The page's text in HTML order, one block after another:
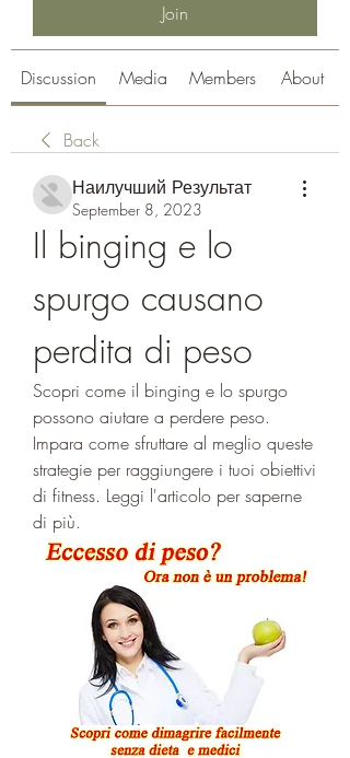
Join
Discussion Media Members About
Back
Наилучший Результат
September 8, 2023
Il binging e lo
spurgo causano
perdita di peso
Scopri come il binging e lo spurgo
possono aiutare a perdere peso.
Impara come sfruttare al meglio queste
strategie per raggiungere i tuoi obiettivi
di fitness. Leggi l'articolo per saperne
di più.